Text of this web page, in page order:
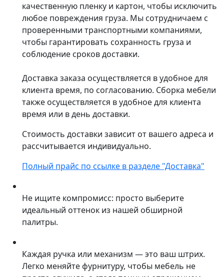
качественную пленку и картон, чтобы исключить
любое повреждения груза. Мы сотрудничаем с
проверенными транспортными компаниями,
чтобы гарантировать сохранность груза и
соблюдение сроков доставки.
Доставка заказа осуществляется в удобное для
клиента время, по согласованию. Сборка мебели
также осуществляется в удобное для клиента
время или в день доставки.
Стоимость доставки зависит от вашего адреса и
рассчитывается индивидуально.
Полный прайс по ссылке в разделе "Доставка"
Не ищите компромисс: просто выберите
идеальный оттенок из нашей обширной
палитры.
Каждая ручка или механизм — это ваш штрих.
Легко меняйте фурнитуру, чтобы мебель не